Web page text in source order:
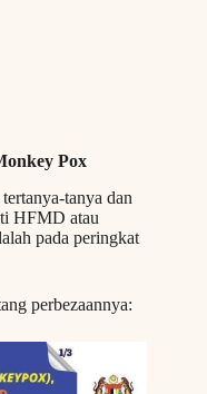
Pox
tanya dan
HFMD atau
pada peringkat
perbezaannya: